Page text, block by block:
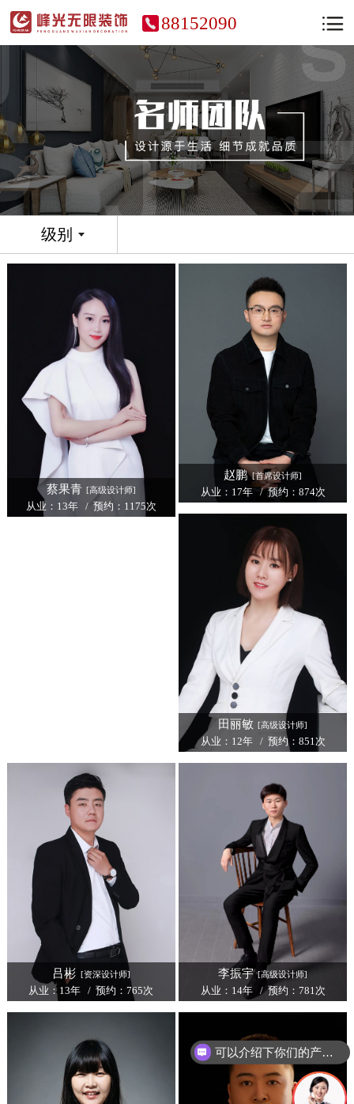
88152090
级别
蔡果青 [高级设计师]
从业：13年 / 预约：1175次
赵鹏 [首席设计师]
从业：17年 / 预约：874次
田丽敏 [高级设计师]
从业：12年 / 预约：851次
吕彬 [资深设计师]
从业：13年 / 预约：765次
李振宇 [高级设计师]
从业：14年 / 预约：781次
可以介绍下你们的产品么？